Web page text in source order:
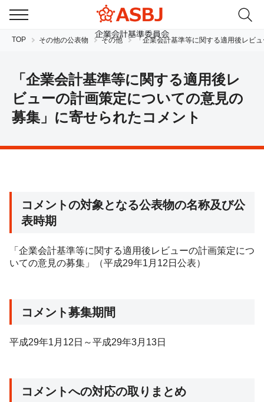
JPEN
TOP その他の公表物 その他 「企業会計基準等に関する適用後レビ
「企業会計基準等に関する適用後レ
ビューの計画策定についての意見の
募集」に寄せられたコメント
コメントの対象となる公表物の名称及び公
表時期
「企業会計基準等に関する適用後レビューの計画策定につ
いての意見の募集」（平成29年1月12日公表）
コメント募集期間
平成29年1月12日～平成29年3月13日
コメントへの対応の取りまとめ